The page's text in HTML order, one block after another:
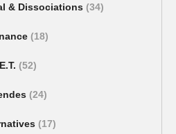
& Dissociations (34)
(18)
(52)
(24)
(17)